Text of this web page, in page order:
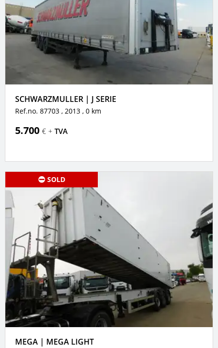
SCHWARZMULLER | J SERIE
Ref.no. 87703 , 2013 , 0 km
5.700 € + TVA
SOLD
MEGA | MEGA LIGHT